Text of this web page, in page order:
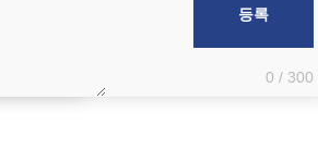
0 / 300